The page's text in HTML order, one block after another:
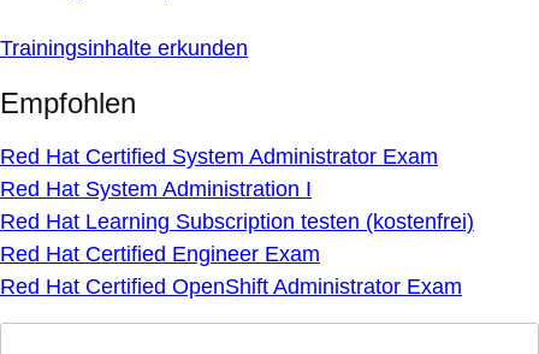
Trainingsinhalte erkunden
Empfohlen
Red Hat Certified System Administrator Exam
Red Hat System Administration I
Red Hat Learning Subscription testen (kostenfrei)
Red Hat Certified Engineer Exam
Red Hat Certified OpenShift Administrator Exam